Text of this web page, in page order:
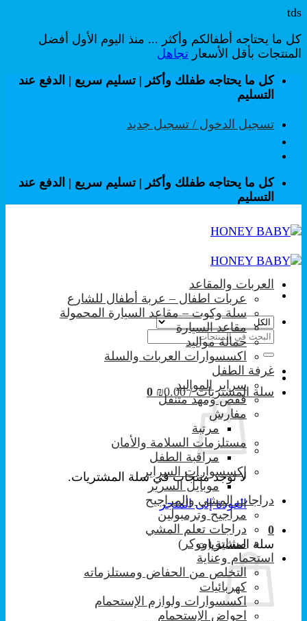
tds
كل ما يحتاجه أطفالكم وأكثر ... منذ اليوم الأول أفضل
المنتجات بأقل الأسعار تجاهل
تخطي
للمحتوى
كل ما يحتاجه طفلك وأكثر | تسليم سريع | الدفع عند
التسليم
تسجيل الدخول / تسجيل جديد
كل ما يحتاجه طفلك وأكثر | تسليم سريع | الدفع عند
التسليم
البحث
عن:
سلة المشتريات / ₪0.00
0
لا توجد منتجات في سلة المشتريات.
العودة إلى المتجر
0
سلة المشتريات
العربات والمقاعد
عربات اطفال – عربة أطفال للشارع
سلة وكوت – مقاعد السيارة المحمولة
مقاعد السيارة
حمالة مواليد
اكسسوارات العربات والسلة
غرفة الطفل
سراير المواليد
قفص ومهد متنقل
مفارش
مرتبة
مستلزمات السلامة والأمان
مراقبة الطفل
إكسسوارات السراير
موبايل السرير
دراجات المشي والمراجيح
مراجيح وترمبولين
دراجات تعلم المشي
مشاية (ووكر)
استحمام وعناية
التخلص من الحفاض ومستلزماته
كهربائيات
اكسسوارات ولوازم الإستحمام
احواض الإستحمام